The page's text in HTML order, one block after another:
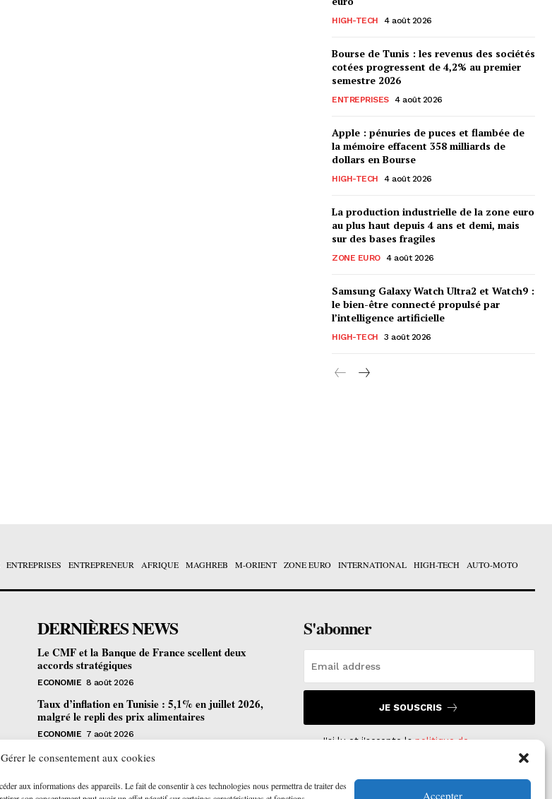
Gérer le consentement aux cookies
aux informations des appareils. Le fait de consentir à ces technologies nous permettra de traiter des
Accepter
HIGH-TECH 4 août 2026
Bourse de Tunis : les revenus des sociétés
cotées progressent de 4,2% au premier
semestre 2026
ENTREPRISES 4 août 2026
Apple : pénuries de puces et flambée de
la mémoire effacent 358 milliards de
dollars en Bourse
HIGH-TECH 4 août 2026
La production industrielle de la zone euro
au plus haut depuis 4 ans et demi, mais
sur des bases fragiles
ZONE EURO 4 août 2026
Samsung Galaxy Watch Ultra2 et Watch9 :
le bien-être connecté propulsé par
l’intelligence artificielle
HIGH-TECH 3 août 2026
ENTREPRISES ENTREPRENEUR AFRIQUE MAGHREB M-ORIENT ZONE EURO INTERNATIONAL HIGH-TECH AUTO-MOTO
DERNIÈRES NEWS
Le CMF et la Banque de France scellent deux
accords stratégiques
ECONOMIE 8 août 2026
Taux d’inflation en Tunisie : 5,1% en juillet 2026,
malgré le repli des prix alimentaires
ECONOMIE 7 août 2026
Une formation gratuite en fibre optique ouvre ses
ENTREPRENEUR 6 août 2026
S'abonner
JE SOUSCRIS
J'ai lu et j'accepte lapolitique de